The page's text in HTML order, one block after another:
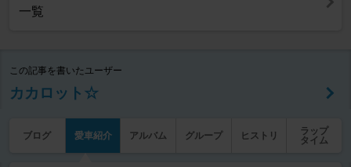
一覧
この記事を書いたユーザー
カカロット☆
ブログ 愛車紹介 アルバム グループ ヒストリ
ラップ
タイム